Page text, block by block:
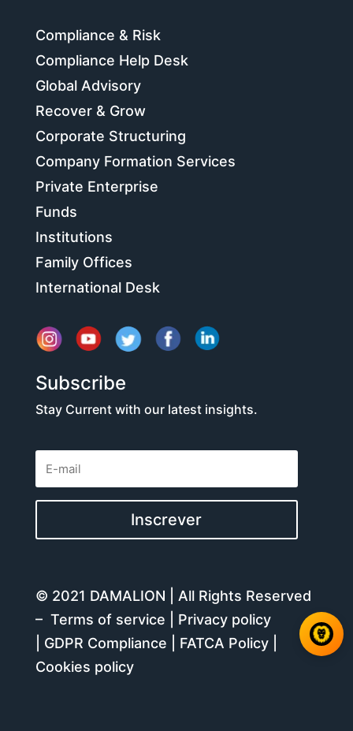
Compliance & Risk
Compliance Help Desk
Global Advisory
Recover & Grow
Corporate Structuring
Company Formation Services
Private Enterprise
Funds
Institutions
Family Offices
International Desk
Subscribe
Stay Current with our latest insights.
Inscrever
© 2021 DAMALION | All Rights Reserved
– Terms of service
Privacy policy
GDPR Compliance FATCA Policy|
Cookies policy